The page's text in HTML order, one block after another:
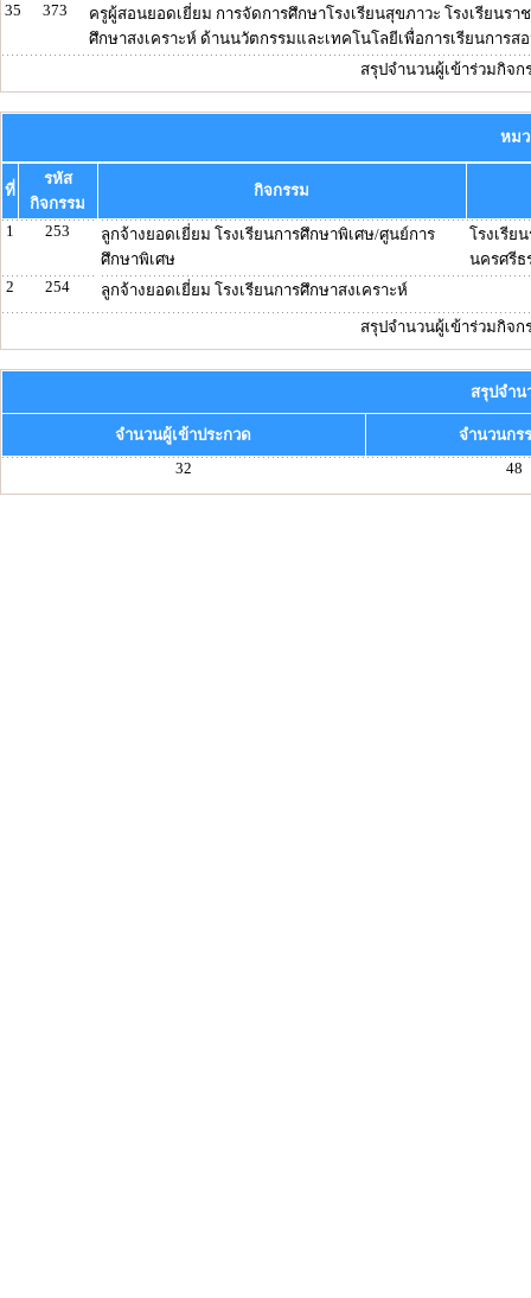
35
373
ครูผู้สอนยอดเยี่ยม การจัดการศึกษาโรงเรียนสุขภาวะ โรงเรียนรา
ศึกษาสงเคราะห์ ด้านนวัตกรรมและเทคโนโลยีเพื่อการเรียนการส
สรุปจำนวนผู้เข้าร่วมกิจก
หม
ที่
รหัส
กิจกรรม
กิจกรรม
1 253
ลูกจ้างยอดเยี่ยม โรงเรียนการศึกษาพิเศษ/ศูนย์การ
ศึกษาพิเศษ
โรงเรีย
นครศรีธ
2
254 ลูกจ้างยอดเยี่ยม โรงเรียนการศึกษาสงเคราะห์
สรุปจำนวนผู้เข้าร่วมกิจก
สรุปจำ
จำนวนผู้เข้าประกวด
จำนวนกร
32
48